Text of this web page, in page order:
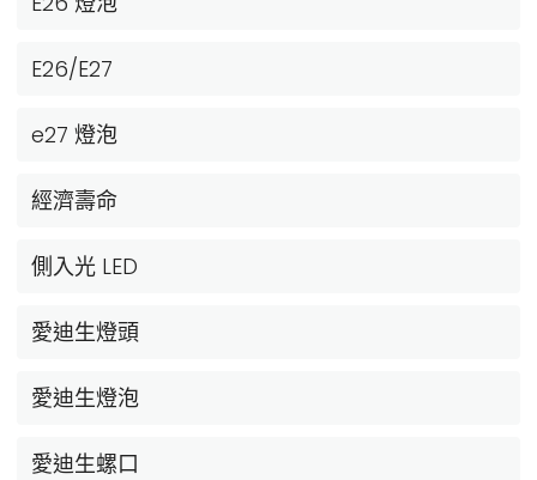
E26/E27
e27 燈泡
經濟壽命
側入光 LED
愛迪生燈頭
愛迪生燈泡
愛迪生螺口